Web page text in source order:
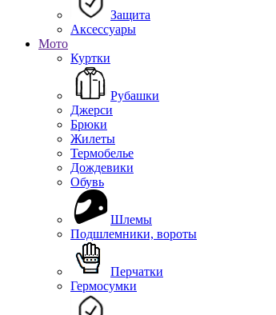
Защита
Аксессуары
Мото
Куртки
Рубашки
Джерси
Брюки
Жилеты
Термобелье
Дождевики
Обувь
Шлемы
Подшлемники, вороты
Перчатки
Гермосумки